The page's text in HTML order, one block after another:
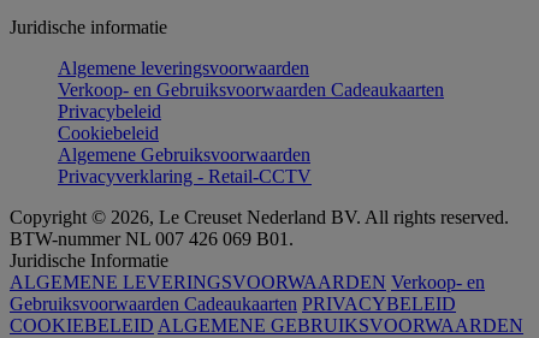
Juridische informatie
Algemene leveringsvoorwaarden
Verkoop- en Gebruiksvoorwaarden Cadeaukaarten
Privacybeleid
Cookiebeleid
Algemene Gebruiksvoorwaarden
Privacyverklaring - Retail-CCTV
Copyright © 2026, Le Creuset Nederland BV. All rights reserved.
BTW-nummer NL 007 426 069 B01.
Juridische Informatie
ALGEMENE LEVERINGSVOORWAARDEN Verkoop- en
Gebruiksvoorwaarden Cadeaukaarten PRIVACYBELEID
COOKIEBELEID ALGEMENE GEBRUIKSVOORWAARDEN